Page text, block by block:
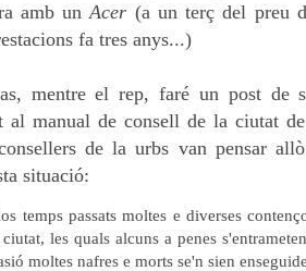
amb unAcer (a un terç del preu
fa tres anys...)
mentre el rep, faré un post de
al manual de consell de la ciutat
de la urbs van pensar
situació:
temps passats moltes e diverses
les quals alcuns a penes
moltes nafres e morts se'n sien